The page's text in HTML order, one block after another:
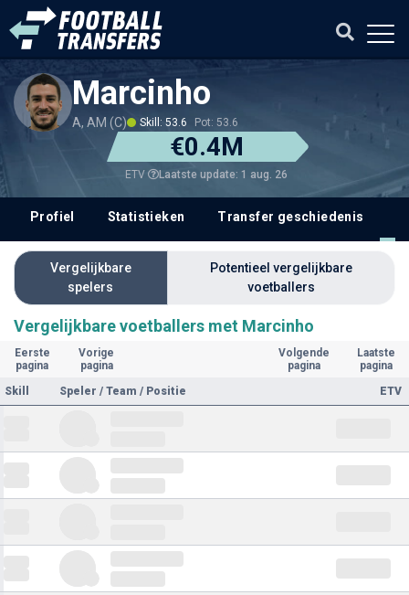
Marcinho
A, AM (C) Skill: 53.6 Pot: 53.6
€0.4M
ETV Laatste update: 1 aug. 26
Profiel Statistieken Transfer geschiedenis
Vergelijkbare
spelers
Potentieel vergelijkbare
voetballers
Vergelijkbare voetballers met Marcinho
Eerste
pagina
Vorige
pagina
Volgende
pagina
Laatste
pagina
Skill
Speler / Team / Positie ETV